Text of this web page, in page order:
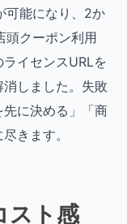
能になり、2か
頭クーポン利用
イセンスURLを
しました。失敗
に決める」「商
きます。
スト感